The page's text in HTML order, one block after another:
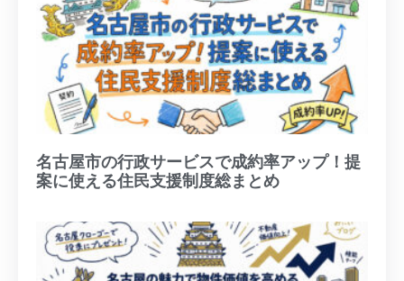
名古屋市の行政サービスで成約率アップ！提
案に使える住民支援制度総まとめ